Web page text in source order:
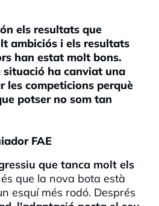
els resultats que
ambiciós i els resultats
han estat molt bons.
situació ha canviat una
les competicions perquè
potser no som tan
FAE
que tanca molt els
que la nova bota està
esquí més rodó. Després